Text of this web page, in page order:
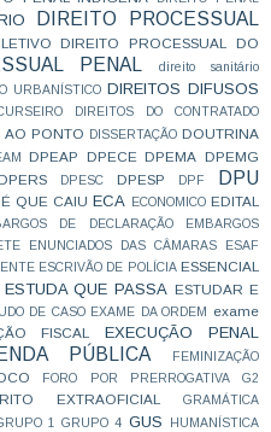
DIREITO PROCESSUAL
DIREITO PROCESSUAL DO
PENAL direito sanitário
URBANÍSTICO DIREITOS DIFUSOS
DIREITOS DO CONTRATADO
AO PONTO DISSERTAÇÃO DOUTRINA
DPEAP DPECE DPEMA DPEMG
DPESC DPESP DPF DPU
QUE CAIU ECA ECONOMICO EDITAL
DE DECLARAÇÃO
EMBARGOS
ENUNCIADOS DAS CÂMARAS
ESAF
ESCRIVÃO DE POLÍCIA ESSENCIAL
ESTUDA QUE PASSA ESTUDAR E
DE CASO EXAME DA ORDEM
exame
FISCAL EXECUÇÃO PENAL
PÚBLICA FEMINIZAÇÃO
FORO POR PRERROGATIVA
G2
EXTRAOFICIAL GRAMÁTICA
1 GRUPO 4 GUS
HUMANÍSTICA